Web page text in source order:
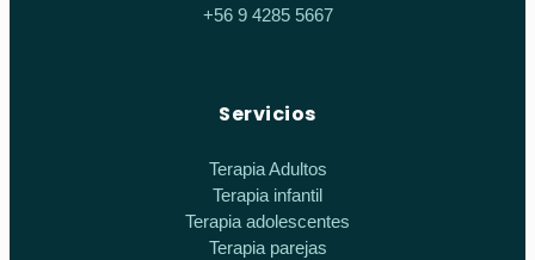
+56 9 4285 5667
Servicios
Terapia Adultos
Terapia infantil
Terapia adolescentes
Terapia parejas